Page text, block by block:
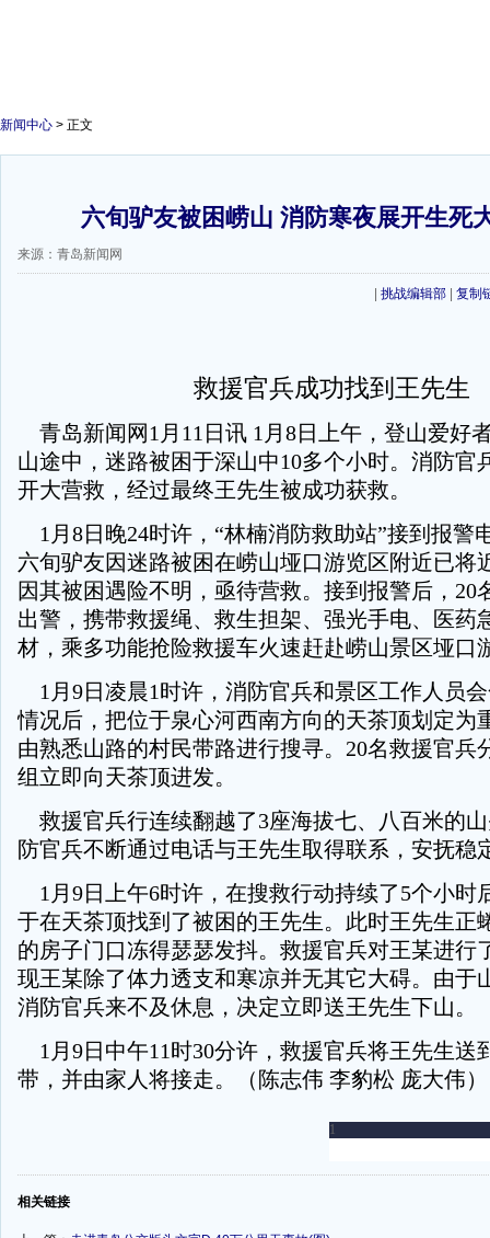
新闻中心 > 正文
六旬驴友被困崂山 消防寒夜展开生死
来源：青岛新闻网
挑战编辑部 复制
救援官兵成功找到王先生
青岛新闻网1月11日讯 1月8日上午，登山爱好
山途中，迷路被困于深山中10多个小时。消防官
开大营救，经过最终王先生被成功获救。
1月8日晚24时许，“林楠消防救助站”接到报警
六旬驴友因迷路被困在崂山垭口游览区附近已将
因其被困遇险不明，亟待营救。接到报警后，20
出警，携带救援绳、救生担架、强光手电、医药
材，乘多功能抢险救援车火速赶赴崂山景区垭口
1月9日凌晨1时许，消防官兵和景区工作人员
情况后，把位于泉心河西南方向的天茶顶划定为
由熟悉山路的村民带路进行搜寻。20名救援官兵
组立即向天茶顶进发。
救援官兵行连续翻越了3座海拔七、八百米的
防官兵不断通过电话与王先生取得联系，安抚稳
1月9日上午6时许，在搜救行动持续了5个小时
于在天茶顶找到了被困的王先生。此时王先生正
的房子门口冻得瑟瑟发抖。救援官兵对王某进行
现王某除了体力透支和寒凉并无其它大碍。由于
消防官兵来不及休息，决定立即送王先生下山。
1月9日中午11时30分许，救援官兵将王先生送
带，并由家人将接走。（陈志伟 李豹松 庞大伟）
-
相关链接